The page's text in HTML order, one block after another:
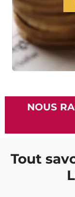
NOUS
Tout